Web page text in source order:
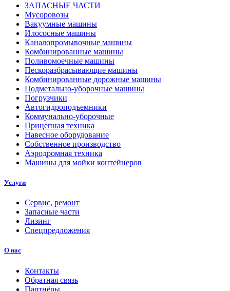
ЗАПАСНЫЕ ЧАСТИ
Мусоровозы
Вакуумные машины
Илососные машины
Каналопромывочные машины
Комбинированные машины
Поливомоечные машины
Пескоразбрасывающие машины
Комбинированные дорожные машины
Подметально-уборочные машины
Погрузчики
Автогидроподъемники
Коммунально-уборочные
Прицепная техника
Навесное оборудование
Собственное производство
Аэродромная техника
Машины для мойки контейнеров
Услуги
Сервис, ремонт
Запасные части
Лизинг
Спецпредложения
О нас
Контакты
Обратная связь
Партнёры